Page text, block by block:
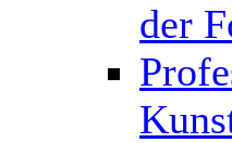
der